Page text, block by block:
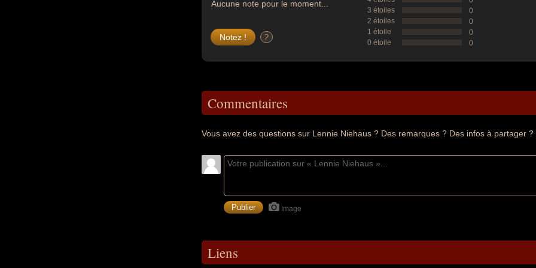
Aucune note pour le moment...
?
3 étoiles
0
2 étoiles
0
1 étoile
0
0 étoile
0
Commentaires
Vous avez des questions sur Lennie Niehaus ? Des remarques ? Des infos à partager ?
Image
Liens